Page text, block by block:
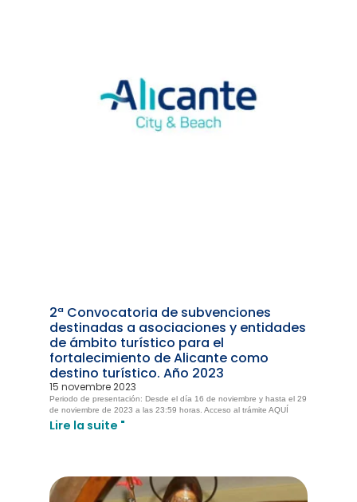
2ª Convocatoria de subvenciones
destinadas a asociaciones y entidades
de ámbito turístico para el
fortalecimiento de Alicante como
destino turístico. Año 2023
15 novembre 2023
Periodo de presentación: Desde el día 16 de noviembre y hasta el 29
de noviembre de 2023 a las 23:59 horas. Acceso al trámite AQUÍ
Lire la suite "